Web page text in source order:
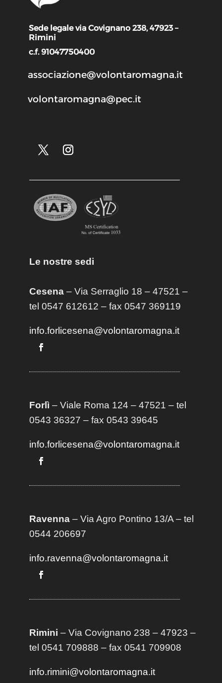
Sede legale via Covignano 238, 47923 –
Rimini
c.f. 91047750400
associazione@volontaromagna.it
volontaromagna@pec.it
Le nostre sedi
Cesena– Via Serraglio 18 – 47521 –
tel 0547 612612 – fax 0547 369119
info.forlicesena@volontaromagna.it
Forlì – Viale Roma 124 – 47521 – tel
0543 36327 – fax 0543 39645
info.forlicesena@volontaromagna.it
Ravenna– Via Agro Pontino 13/A– tel
0544 206697
info.ravenna@volontaromagna.it
Rimini – Via Covignano 238 – 47923 –
tel 0541 709888 – fax 0541 709908
info.rimini@volontaromagna.it